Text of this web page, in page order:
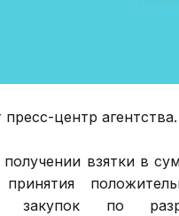
центр агентства.
взятки в
принятия
закупок по